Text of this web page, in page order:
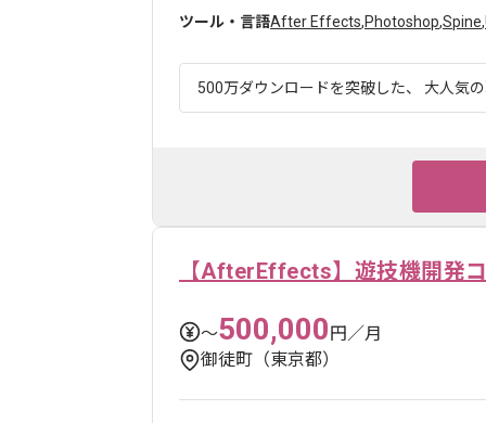
ツール・言語After Effects,Photoshop,Spine,
500万ダウンロードを突破した、 大人気
【AfterEffects】遊技機開発
〜500,000円／月
御徒町（東京都）